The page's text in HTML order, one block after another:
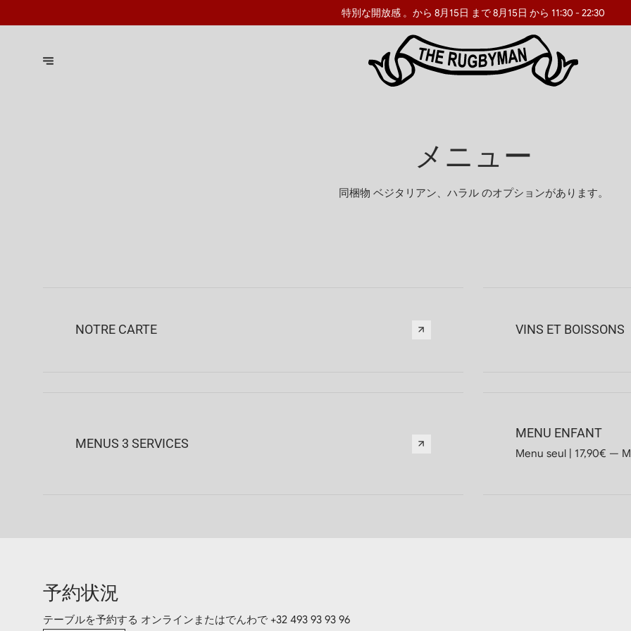
特別な開放感 。から 8月15日 まで 8月15日 から 11:30 - 22:30
メニュー
同梱物 ベジタリアン、ハラル のオプションがあります。
NOTRE CARTE VINS ET BOISSONS
MENUS 3 SERVICES
MENU ENFANT
予約状況
テーブルを予約する オンラインまたはでんわで +32 493 93 93 96